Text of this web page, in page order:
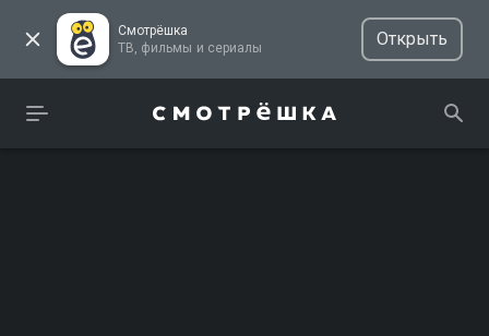
Смотрёшка
ТВ, фильмы и сериалы
Открыть